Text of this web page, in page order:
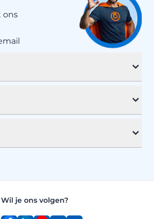
ons
Wil je ons volgen?